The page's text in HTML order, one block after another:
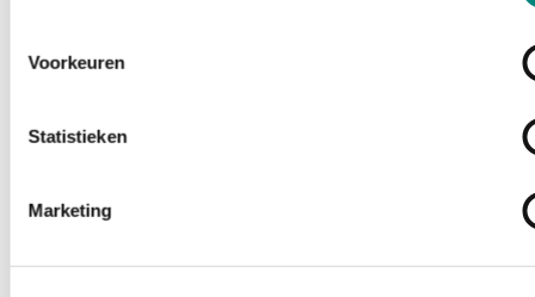
Voorkeuren
Statistieken
Marketing